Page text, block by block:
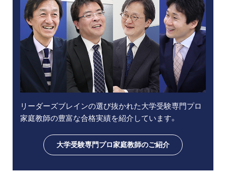
リーダーズブレインの選び抜かれた大学受験専門プロ
家庭教師の豊富な合格実績を紹介しています。
大学受験専門プロ家庭教師のご紹介